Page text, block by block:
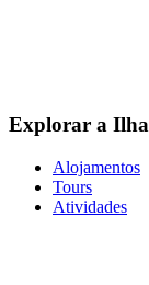
Explorar a Ilha
Alojamentos
Tours
Atividades